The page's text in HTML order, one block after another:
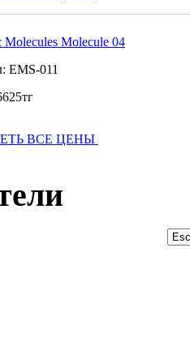
Molecules Molecule 04
EMS-011
тг
ВСЕ ЦЕНЫ